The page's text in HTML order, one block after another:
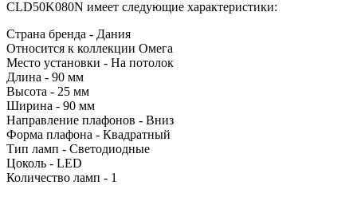
CLD50K080N имеет следующие характеристики:
Страна бренда - Дания
Относится к коллекции Омега
Место установки - На потолок
Длина - 90 мм
Высота - 25 мм
Ширина - 90 мм
Направление плафонов - Вниз
Форма плафона - Квадратный
Тип ламп - Светодиодные
Цоколь - LED
Количество ламп - 1